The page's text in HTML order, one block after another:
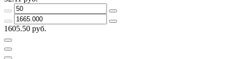
1605.50 руб.